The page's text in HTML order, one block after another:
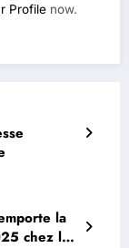
Profile now.
la
chez les